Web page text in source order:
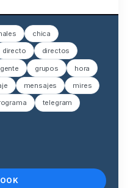
chica
directo directos
gente grupos hora
mensajes mires
telegram